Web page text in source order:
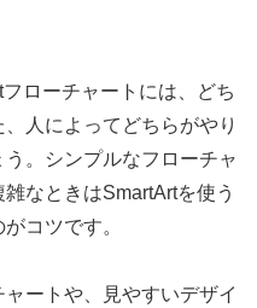
ローチャートには、どち
人によってどちらがやり
。シンプルなフローチャ
なときはSmartArtを使う
コツです。
ートや、見やすいデザイ